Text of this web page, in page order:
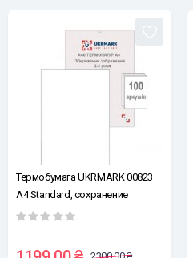
Термобумага UKRMARK 00823
А4 Standard, сохранение
изображения 2-3 года, уп.100л.
термопринтеров формата А4